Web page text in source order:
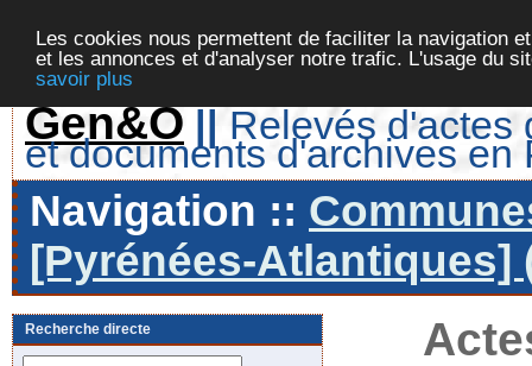
Les cookies nous permettent de faciliter la navigation
et les annonces et d'analyser notre trafic. L'usage du
savoir plus
Gen&O || Relevés d'actes
et documents d'archives en
Navigation ::
[Pyrénées-Atlantiques]
Recherche directe